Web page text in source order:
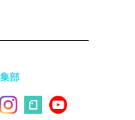
部